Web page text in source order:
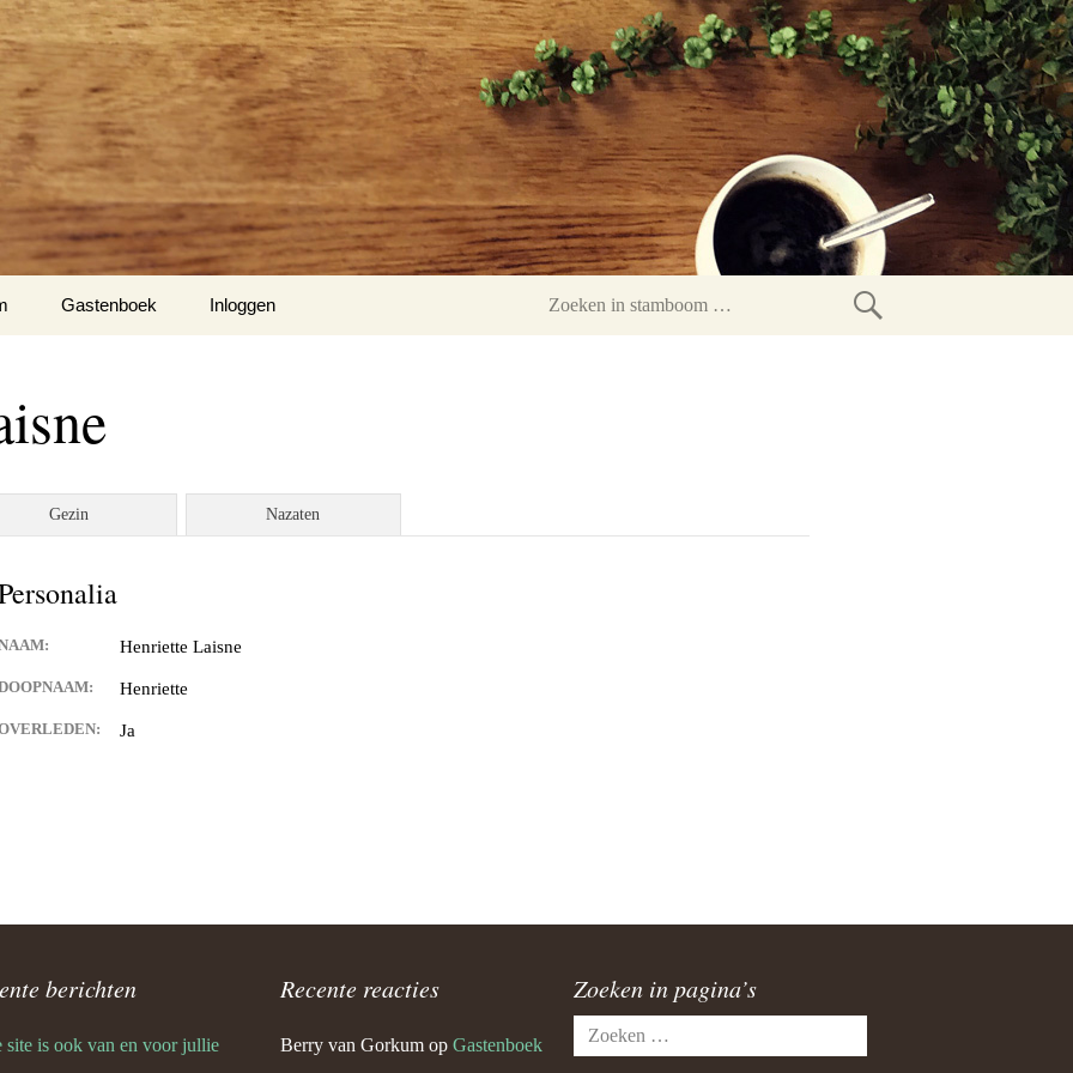
1
Spitsbroeck
Gastenboek
Inloggen
Zoeken
Gezin Nazaten
Henriette Laisne
Henriette
Ja
berichten
site is ook van en voor jullie
Recente reacties
Berry van Gorkum op Gastenboek
Zoeken in pagina’s
Zoeken
naar: